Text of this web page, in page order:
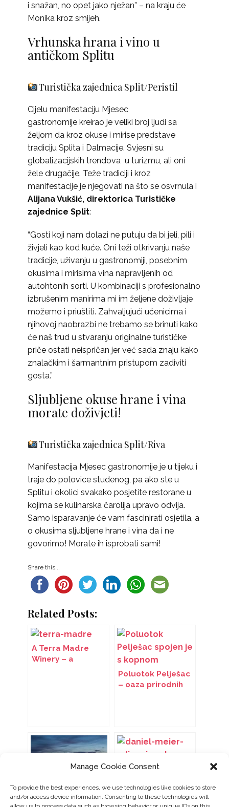
Manage Cookie Consent
To provide the best experiences, we use technologies like cookies to store
and/or access device information. Consenting to these technologies will
i snažan, no opet jako nježan” – na kraju će
Monika kroz smijeh.
Vrhunska hrana i vino u
antičkom Splitu
Turistička zajednica Split/Peristil
Cijelu manifestaciju Mjesec
gastronomije kreirao je veliki broj ljudi sa
željom da kroz okuse i mirise predstave
tradiciju Splita i Dalmacije. Svjesni su
globalizacijskih trendova u turizmu, ali oni
žele drugačije. Teže tradiciji i kroz
manifestacije je njegovati na što se osvrnula i
Alijana Vukšić, direktorica Turističke
zajednice Split:
“Gosti koji nam dolazi ne putuju da bi jeli, pili i
živjeli kao kod kuće. Oni teži otkrivanju naše
tradicije, uživanju u gastronomiji, posebnim
okusima i mirisima vina napravljenih od
autohtonih sorti. U kombinaciji s profesionalno
izbrušenim manirima mi im željene doživljaje
možemo i priuštiti. Zahvaljujući učenicima i
njihovoj naobrazbi ne trebamo se brinuti kako
će naš trud u stvaranju originalne turističke
priče ostati neispričan jer već sada znaju kako
znalačkim i šarmantnim pristupom zadiviti
gosta.”
Sljubljene okuse hrane i vina
morate doživjeti!
Turistička zajednica Split/Riva
Manifestacija Mjesec gastronomije je u tijeku i
traje do polovice studenog, pa ako ste u
Splitu i okolici svakako posjetite restorane u
kojima se kulinarska čarolija upravo odvija.
Samo isparavanje će vam fascinirati osjetila, a
o okusima sljubljene hrane i vina da i ne
govorimo! Morate ih isprobati sami!
Share this...
Related Posts:
A Terra Madre
Winery – a
Poluotok Pelješac
– oaza prirodnih
bi nakon svemira
mogao istraživati